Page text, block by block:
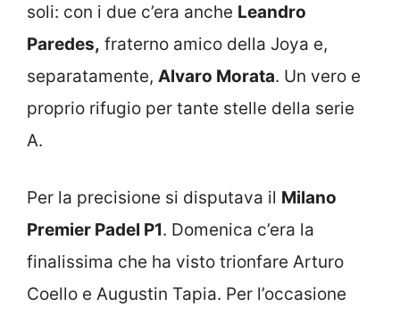
soli: con i due c’era anche Leandro
Paredes, fraterno amico della Joya e,
separatamente, Alvaro Morata. Un vero e
proprio rifugio per tante stelle della serie
A.
Per la precisione si disputava il Milano
Premier Padel P1. Domenica c’era la
finalissima che ha visto trionfare Arturo
Coello e Augustin Tapia. Per l’occasione